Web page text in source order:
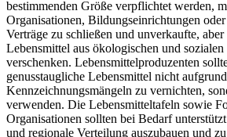
bestimmenden Größe verpflichtet werden,
Organisationen, Bildungseinrichtungen
Verträge zu schließen und unverkaufte, aber
Lebensmittel aus ökologischen und
verschenken. Lebensmittelproduzenten
genusstaugliche Lebensmittel nicht
Kennzeichnungsmängeln zu vernichten,
verwenden. Die Lebensmitteltafeln sowie
Organisationen sollten bei Bedarf
und regionale Verteilung auszubauen und